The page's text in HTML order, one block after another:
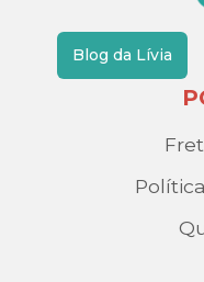
Blog da Lívia